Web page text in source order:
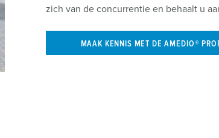
zich van de concurrentie en behaalt u
MAAK KENNIS MET DE AMEDIO®